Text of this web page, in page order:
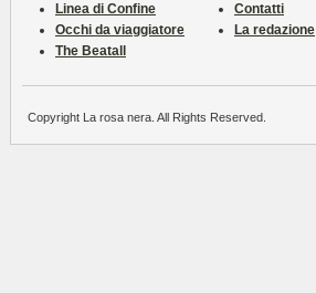
Linea di Confine
Occhi da viaggiatore
The Beatall
Contatti
La redazione
Copyright La rosa nera. All Rights Reserved.